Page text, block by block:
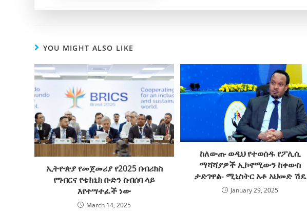
YOU MIGHT ALSO LIKE
ኢትዮጵያ የመጀመሪያ የ2025 በብሪክስ
የግብርና የቴክኒክ ቡድን ስብሰባ ላይ
እየተሣተፈች ነው
March 14, 2025
ከለውጡ ወዲህ የተወሰዱ የፖሊሲ
ማሻሻያዎች ኢኮኖሚውን ከቀውስ
ታድገዋል- ሚኒስትር አቶ አህመድ ሽዴ
January 29, 2025